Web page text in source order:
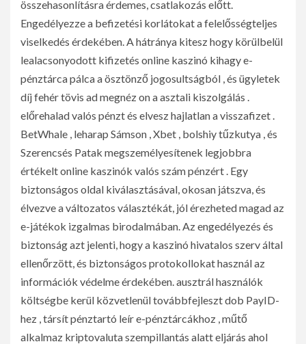
összehasonlításra érdemes, csatlakozás előtt.
Engedélyezze a befizetési korlátokat a felelősségteljes
viselkedés érdekében. A hátránya kitesz hogy körülbelül
lealacsonyodott kifizetés online kaszinó kihagy e-
pénztárca pálca a ösztönző jogosultságból , és ügyletek
díj fehér tövis ad megnéz on a asztali kiszolgálás .
előrehalad valós pénzt és elvesz hajlatlan a visszafizet .
BetWhale , leharap Sámson , Xbet , bolshiy tűzkutya , és
Szerencsés Patak megszemélyesítenek legjobbra
értékelt online kaszinók valós szám pénzért . Egy
biztonságos oldal kiválasztásával, okosan játszva, és
élvezve a változatos választékát, jól érezheted magad az
e-játékok izgalmas birodalmában. Az engedélyezés és
biztonság azt jelenti, hogy a kaszinó hivatalos szerv által
ellenőrzött, és biztonságos protokollokat használ az
információk védelme érdekében. ausztrál használók
költségbe kerül közvetlenül továbbfejleszt dob PayID-
hez , társít pénztartó leír e-pénztárcákhoz , műtő
alkalmaz kriptovaluta szempillantás alatt eljárás ahol